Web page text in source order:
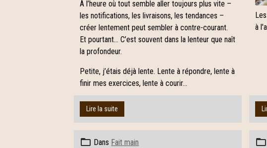
À l’heure où tout semble aller toujours plus vite –
les notifications, les livraisons, les tendances –
créer lentement peut sembler à contre-courant.
Et pourtant… C’est souvent dans la lenteur que naît
la profondeur.
Petite, j’étais déjà lente. Lente à répondre, lente à
finir mes exercices, lente à courir...
Lire la suite
à
Dans Fait main